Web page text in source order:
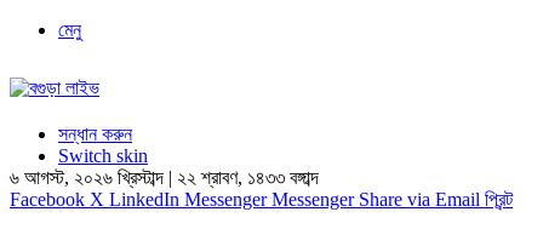
মেনু
সন্ধান করুন
Switch skin
৬ আগস্ট, ২০২৬ খ্রিস্টাব্দ | ২২ শ্রাবণ, ১৪৩৩ বঙ্গাব্দ
Facebook X LinkedIn Messenger Messenger Share via Email প্রিন্ট